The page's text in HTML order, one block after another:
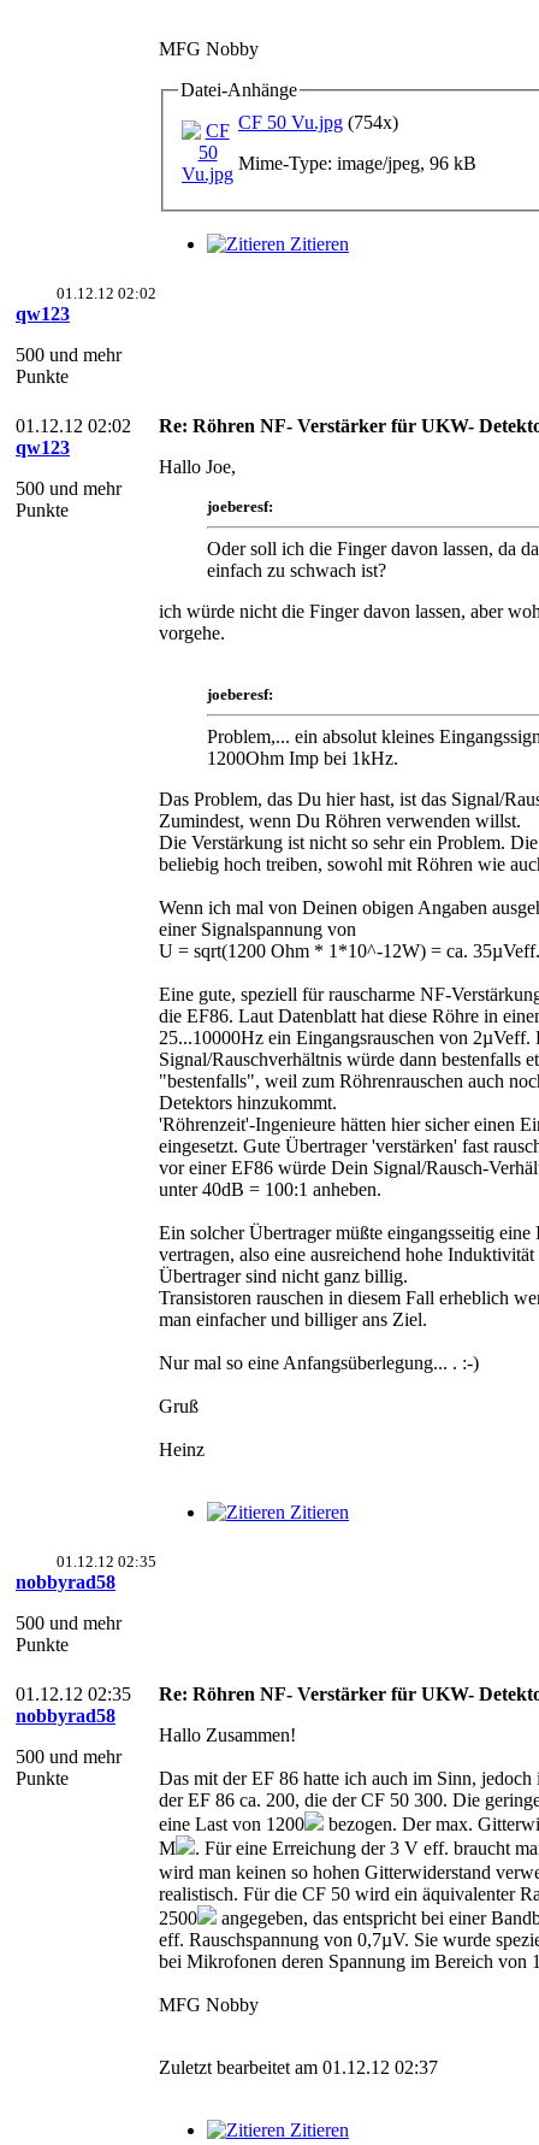
MFG Nobby
Datei-Anhänge
CF 50 Vu.jpg (754x)
Mime-Type: image/jpeg, 96 kB
Zitieren
01.12.12 02:02
qw123
500 und mehr
Punkte
01.12.12 02:02
qw123
500 und mehr
Punkte
Re: Röhren NF- Verstärker für UKW-
Hallo Joe,
joeberesf:
Oder soll ich die Finger davon lassen, da
einfach zu schwach ist?
ich würde nicht die Finger davon lassen, aber
vorgehe.
joeberesf:
Problem,... ein absolut kleines
1200Ohm Imp bei 1kHz.
Das Problem, das Du hier hast, ist das Signal/
Zumindest, wenn Du Röhren verwenden willst.
Die Verstärkung ist nicht so sehr ein Problem.
beliebig hoch treiben, sowohl mit Röhren wie
Wenn ich mal von Deinen obigen Angaben
einer Signalspannung von
U = sqrt(1200 Ohm * 1*10^-12W) = ca. 35µVeff.
Eine gute, speziell für rauscharme NF-
die EF86. Laut Datenblatt hat diese Röhre in
25...10000Hz ein Eingangsrauschen von 2µVeff.
Signal/Rauschverhältnis würde dann bestenfalls
"bestenfalls", weil zum Röhrenrauschen auch
Detektors hinzukommt.
'Röhrenzeit'-Ingenieure hätten hier sicher einen
eingesetzt. Gute Übertrager 'verstärken' fast
vor einer EF86 würde Dein Signal/Rausch-
unter 40dB = 100:1 anheben.
Ein solcher Übertrager müßte eingangsseitig
vertragen, also eine ausreichend hohe Induktivität
Übertrager sind nicht ganz billig.
Transistoren rauschen in diesem Fall erheblich
man einfacher und billiger ans Ziel.
Nur mal so eine Anfangsüberlegung... . :-)
Gruß
Heinz
Zitieren
01.12.12 02:35
nobbyrad58
500 und mehr
Punkte
01.12.12 02:35
nobbyrad58
500 und mehr
Punkte
Re: Röhren NF- Verstärker für UKW-
Hallo Zusammen!
Das mit der EF 86 hatte ich auch im Sinn, jedoch
der EF 86 ca. 200, die der CF 50 300. Die
eine Last von 1200
bezogen. Der max.
M
. Für eine Erreichung der 3 V eff. braucht
wird man keinen so hohen Gitterwiderstand
realistisch. Für die CF 50 wird ein äquivalenter
2500
angegeben, das entspricht bei einer
eff. Rauschspannung von 0,7µV. Sie wurde
bei Mikrofonen deren Spannung im Bereich von
MFG Nobby
Zuletzt bearbeitet am 01.12.12 02:37
Zitieren